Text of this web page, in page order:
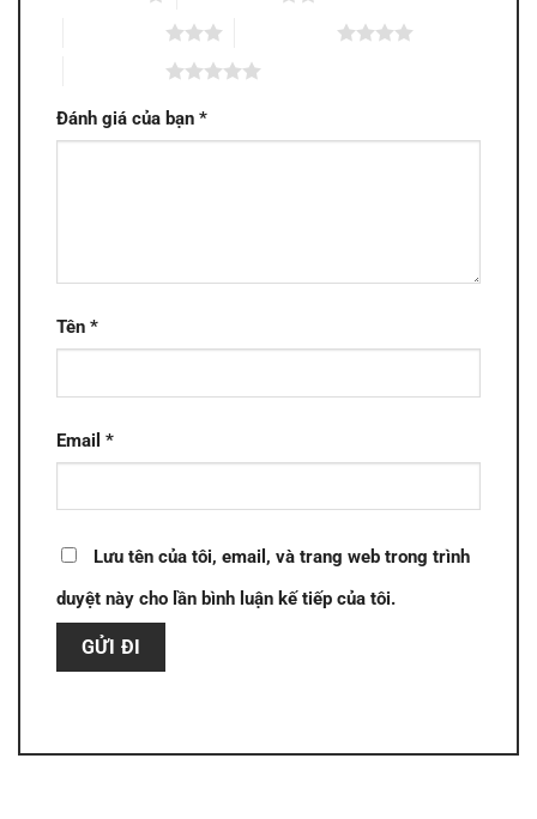
Đánh giá của bạn *
Tên *
Email *
Lưu tên của tôi, email, và trang web trong trình
duyệt này cho lần bình luận kế tiếp của tôi.